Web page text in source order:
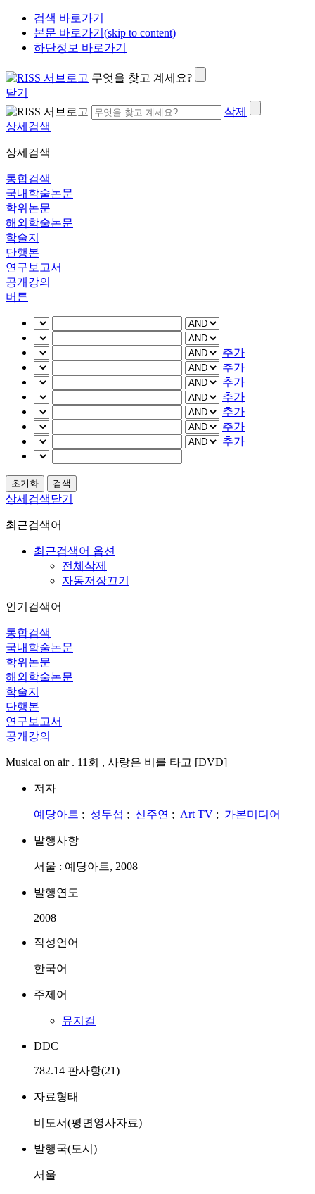
검색 바로가기
본문 바로가기(skip to content)
하단정보 바로가기
무엇을 찾고 계세요?
닫기
삭제
상세검색
상세검색
통합검색
국내학술논문
학위논문
해외학술논문
학술지
단행본
연구보고서
공개강의
버튼
추가
추가
추가
추가
추가
추가
추가
상세검색닫기
최근검색어
최근검색어 옵션
전체삭제
자동저장끄기
인기검색어
통합검색
국내학술논문
학위논문
해외학술논문
학술지
단행본
연구보고서
공개강의
Musical on air . 11회 , 사랑은 비를 타고 [DVD]
저자
예당아트 ; 성두섭 ; 신주연 ; Art TV ; 가본미디어
발행사항
서울 : 예당아트, 2008
발행연도
2008
작성언어
한국어
주제어
뮤지컬
DDC
782.14 판사항(21)
자료형태
비도서(평면영사자료)
발행국(도시)
서울